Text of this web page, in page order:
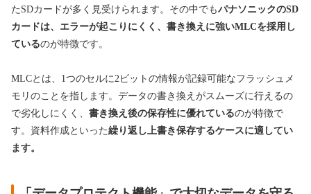
たSDカードが多く見受けられます。その中でもパナソニックのSD
カードは、エラーが起こりにくく、書き換えに強いMLCを採用し
ているのが特徴です。
MLCとは、1つのセルに2ビットの情報が記録可能なフラッシュメ
モリのことを指します。データの書き換えがスムーズに行えるの
で劣化しにくく、 書き換え後の保存性に優れているのが特徴で
す。資料作成といった繰り返し上書き保存するケースに適してい
ます。